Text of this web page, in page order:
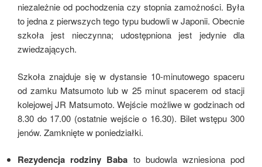
niezależnie od pochodzenia czy stopnia zamożności. Była
to jedna z pierwszych tego typu budowli w Japonii. Obecnie
szkoła jest nieczynna; udostępniona jest jedynie dla
zwiedzających.
Szkoła znajduje się w dystansie 10-minutowego spaceru
od zamku Matsumoto lub w 25 minut spacerem od stacji
kolejowej JR Matsumoto. Wejście możliwe w godzinach od
8.30 do 17.00 (ostatnie wejście o 16.30). Bilet wstępu 300
jenów. Zamknięte w poniedziałki.
Rezydencja rodziny Baba to budowla wzniesiona pod